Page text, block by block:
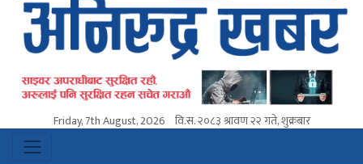
Friday, 7th August, 2026 वि.स.२०८३ श्रावण २२ गते, शुक्रबार